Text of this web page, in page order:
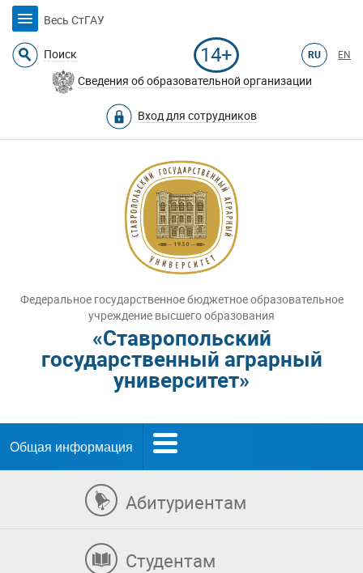
Весь СтГАУ
Поиск 14+ RU EN
Сведения об образовательной организации
Вход для сотрудников
Федеральное государственное бюджетное образовательное
учреждение высшего образования
«Ставропольский
государственный аграрный
университет»
Общая информация
Абитуриентам
Студентам